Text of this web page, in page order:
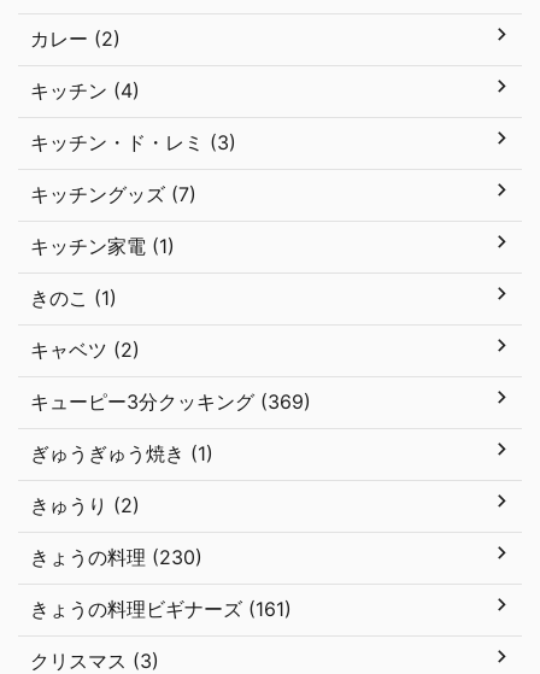
カレー (2)
キッチン (4)
キッチン・ド・レミ (3)
キッチングッズ (7)
キッチン家電 (1)
きのこ (1)
キャベツ (2)
キューピー3分クッキング (369)
ぎゅうぎゅう焼き (1)
きゅうり (2)
きょうの料理 (230)
きょうの料理ビギナーズ (161)
クリスマス (3)